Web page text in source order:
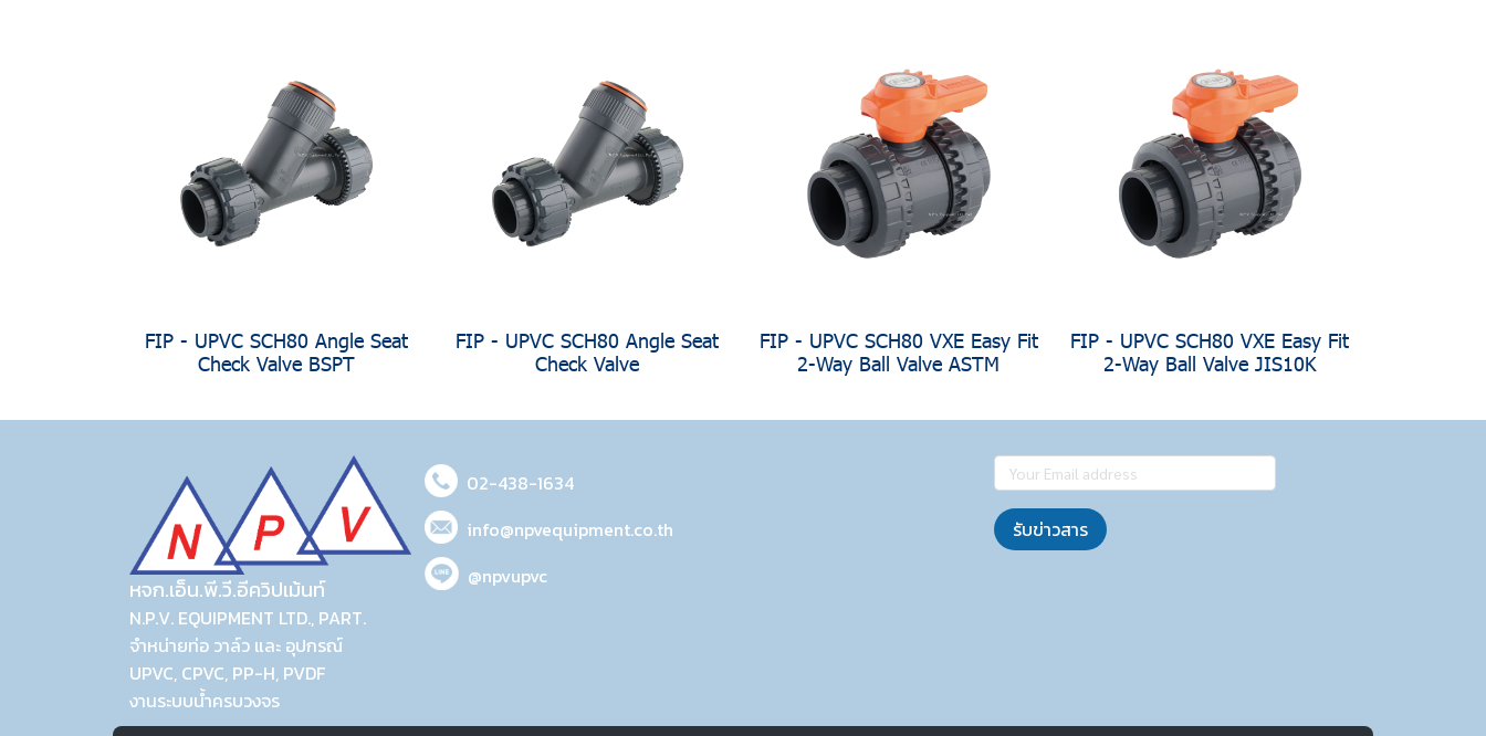
FIP - UPVC SCH80 Angle Seat
Check Valve BSPT
FIP - UPVC SCH80 Angle Seat
Check Valve
FIP - UPVC SCH80 VXE Easy Fit
2-Way Ball Valve ASTM
FIP - UPVC SCH80 VXE Easy Fit
2-Way Ball Valve JIS10K
หจก.เอ็น.พี.วี.อีควิปเม้นท์
N.P.V. EQUIPMENT LTD., PART.
จำหน่ายท่อ วาล์ว และ อุปกรณ์
UPVC, CPVC, PP-H, PVDF
งานระบบน้ำครบวงจร
02-438-1634
info@npvequipment.co.th
@npvupvc
รับข่าวสาร